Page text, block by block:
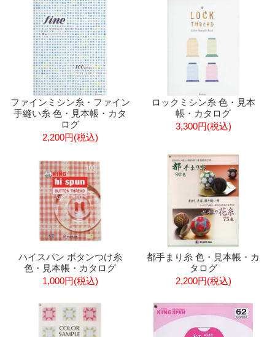
ファインミシン糸・ファイン
手縫い糸 色・見本帳・カタ
ログ
2,200円(税込)
ロックミシン糸 色・見本
帳・カタログ
3,300円(税込)
ハイスパン ボタンつけ糸
色・見本帳・カタログ
1,000円(税込)
都手まり糸 色・見本帳・カ
タログ
2,200円(税込)